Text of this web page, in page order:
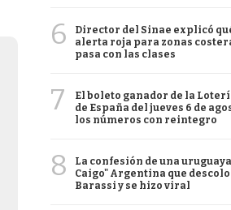
6
Director del Sinae explicó
alerta roja para zonas
pasa con las clases
7
El boleto ganador de la
de España del jueves 6 de
los números con reintegro
8
La confesión de una
Caigo" Argentina que
Barassi y se hizo viral